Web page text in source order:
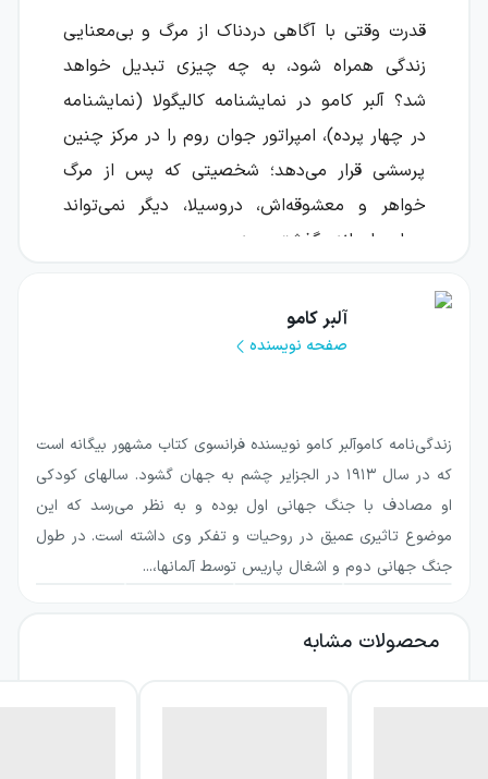
قدرت وقتی با آگاهی دردناک از مرگ و بی‌معنایی
زندگی همراه شود، به چه چیزی تبدیل خواهد
شد؟ آلبر کامو در نمایشنامه کالیگولا (نمایشنامه
در چهار پرده)، امپراتور جوان روم را در مرکز چنین
پرسشی قرار می‌دهد؛ شخصیتی که پس از مرگ
خواهر و معشوقه‌اش، دروسیلا، دیگر نمی‌تواند
جهان را مانند گذشته ببیند.
مرگ، استبداد و میل به تحقق «غیرممکن‌ها» است.
کامو با انتخاب برهه‌هایی از دوران حکومت کوتاه
پیامدهای آن می‌سازد. کالیگولا در این نمایش نه
فقط یک فرمانروای بی‌رحم، بلکه تجسم ذهنی
است که می‌خواهد حقیقت تلخ زندگی را با منطقی
افراطی به همه تحمیل کند.
درباره کتاب کالیگولا (نمایشنامه در
چهار پرده)
آلبر کامو
صفحه نویسنده
زندگی‌نامه کاموآلبر کامو نویسنده فرانسوی کتاب مشهور بیگانه است
که در سال ۱۹۱۳ در الجزایر چشم به جهان گشود. سالهای کودکی
او مصادف با جنگ جهانی اول بوده و به نظر می‌رسد که این
موضوع تاثیری عمیق در روحیات و تفکر وی داشته است. در طول
جنگ جهانی دوم و اشغال پاریس توسط آلمان‎ها،...
محصولات مشابه